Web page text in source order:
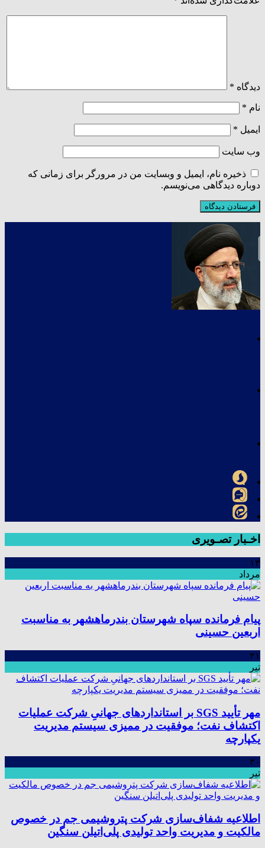
دیدگاه *
نام *
ایمیل *
وب‌ سایت
ذخیره نام، ایمیل و وبسایت من در مرورگر برای زمانی که
دوباره دیدگاهی می‌نویسم.
اخـبار تصـویری
۱۳
مرداد
پیام فرمانده سپاه شهرستان بندرماهشهر به مناسبت
اربعین حسینی
۳۱
تیر
مهر تأیید SGS بر استانداردهای جهانیِ شرکت عملیات
اکتشاف نفت؛ موفقیت در ممیزی سیستم مدیریت
یکپارچه
۳۰
تیر
اطلاعیه شفاف‌سازی شرکت پتروشیمی جم در خصوص
مالکیت و مدیریت واحد تولیدی پلی‌اتیلن سنگین